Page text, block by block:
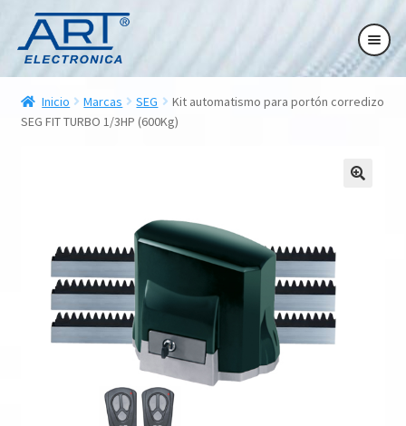
Ir
a
la
navegación
Ir
al
contenido
a
la
al
contenido
Inicio Marcas SEG
Kit automatismo para portón corredizo
SEG FIT TURBO 1/3HP (600Kg)